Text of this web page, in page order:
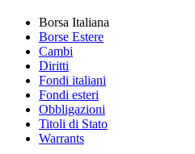
Borsa Italiana
Borse Estere
Cambi
Diritti
Fondi italiani
Fondi esteri
Obbligazioni
Titoli di Stato
Warrants